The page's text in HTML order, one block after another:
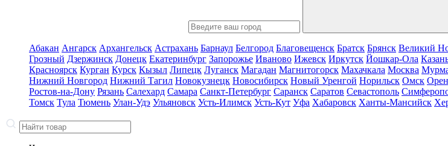
Абакан Ангарск Архангельск Астрахань Барнаул Белгород Благовещенск Братск Брянск Великий
Грозный Дзержинск Донецк Екатеринбург Запорожье Иваново Ижевск Иркутск Йошкар-Ола
Красноярск Курган Курск Кызыл Липецк Луганск Магадан Магнитогорск Махачкала Москва
Нижний Новгород Нижний Тагил Новокузнецк Новосибирск Новый Уренгой Норильск Омск
Ростов-на-Дону Рязань Салехард Самара Санкт-Петербург Саранск Саратов Севастополь
Томск Тула Тюмень Улан-Удэ Ульяновск Усть-Илимск Усть-Кут Уфа Хабаровск Ханты-Мансийск